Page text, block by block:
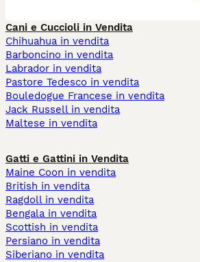
Cani e Cuccioli in Vendita
Chihuahua in vendita
Barboncino in vendita
Labrador in vendita
Pastore Tedesco in vendita
Bouledogue Francese in vendita
Jack Russell in vendita
Maltese in vendita
Gatti e Gattini in Vendita
Maine Coon in vendita
British in vendita
Ragdoll in vendita
Bengala in vendita
Scottish in vendita
Persiano in vendita
Siberiano in vendita